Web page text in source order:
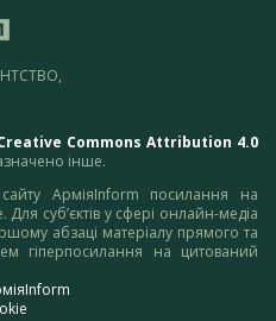
Commons Attribution 4.0
інше.
АрміяInform посилання на
Для суб’єктів у сфері онлайн-медіа
абзаці матеріалу прямого та
гіперпосилання на цитований